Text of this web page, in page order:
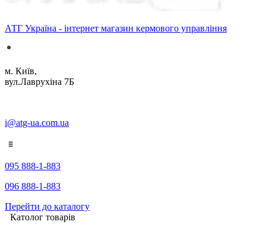
АТГ Україна - інтернет магазин кермового управління
м. Київ,
вул.Лаврухіна 7Б
i@atg-ua.com.ua
095 888-1-883
096 888-1-883
Перейти до каталогу
Католог товарів